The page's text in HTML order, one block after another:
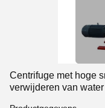
Centrifuge met hoge
verwijderen van